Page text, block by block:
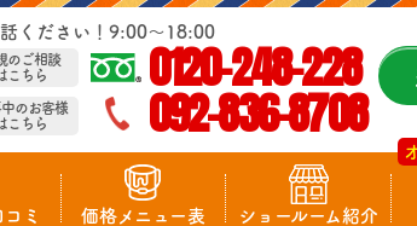
ください！9:00～18:00
のご相談
こちら
0120-248-228
のお客様
こちら
092-836-8708
ミ 価格メニュー表 ショールーム紹介